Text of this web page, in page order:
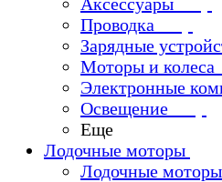
Проводка
Зарядные
Моторы и колеса
Электронные
Освещение
Еще
Лодочные моторы
Лодочные моторы